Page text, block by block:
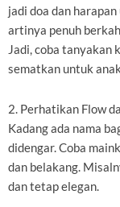
jadi doa dan
artinya penuh
Jadi, coba tanyakan
sematkan untuk
2. Perhatikan Flow
Kadang ada nama
didengar. Coba
dan belakang.
dan tetap elegan.